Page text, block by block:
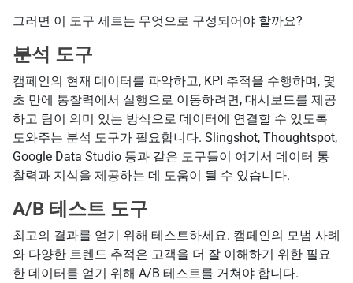
그러면 이 도구 세트는 무엇으로 구성되어야 할까요?
분석 도구
캠페인의 현재 데이터를 파악하고, KPI 추적을 수행하며, 몇
초 만에 통찰력에서 실행으로 이동하려면, 대시보드를 제공
하고 팀이 의미 있는 방식으로 데이터에 연결할 수 있도록
도와주는 분석 도구가 필요합니다. Slingshot, Thoughtspot,
Google Data Studio 등과 같은 도구들이 여기서 데이터 통
찰력과 지식을 제공하는 데 도움이 될 수 있습니다.
A/B 테스트 도구
최고의 결과를 얻기 위해 테스트하세요. 캠페인의 모범 사례
와 다양한 트렌드 추적은 고객을 더 잘 이해하기 위한 필요
한 데이터를 얻기 위해 A/B 테스트를 거쳐야 합니다.